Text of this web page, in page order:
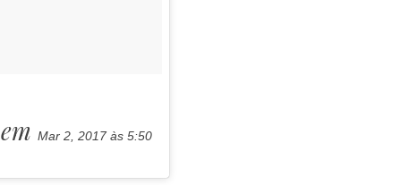
emMar 2, 2017 às 5:50